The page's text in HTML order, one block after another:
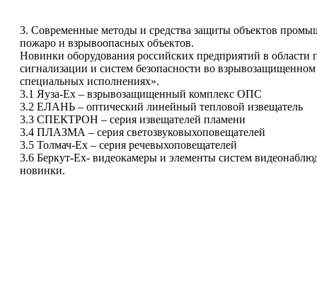
3. Современные методы и средства защиты объектов
пожаро и взрывоопасных объектов.
Новинки оборудования российских предприятий в области
сигнализации и систем безопасности во
специальных исполнениях».
3.1 Яуза-Ех – взрывозащищенный комплекс ОПС
3.2 ЕЛАНЬ – оптический линейный тепловой извещатель
3.3 СПЕКТРОН – серия извещателей пламени
3.4 ПЛАЗМА – серия светозвуковыхоповещателей
3.5 Толмач-Ех – серия речевыхоповещателей
3.6 Беркут-Ех- видеокамеры и элементы систем
новинки.